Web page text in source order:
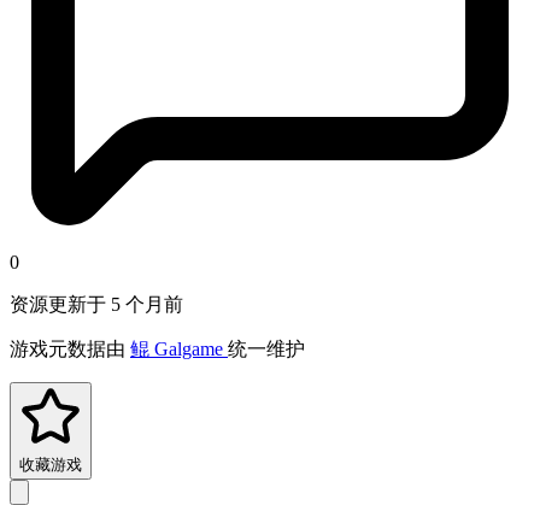
0
资源更新于 5 个月前
游戏元数据由 鲲 Galgame 统一维护
收藏游戏